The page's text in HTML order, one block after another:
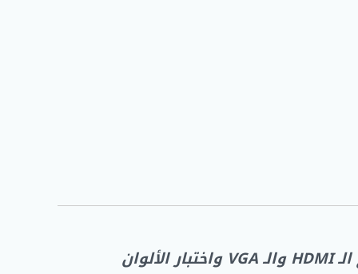
ملاحظة هامة: جميع الشاشات تخضع لعملية فحص تقني شاملة تشمل فحص مخارج الـ HDMI والـ VGA واختبار الألوان